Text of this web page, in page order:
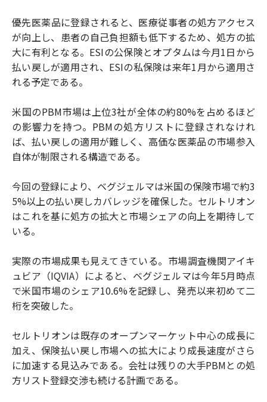
優先医薬品に登録されると、医療従事者の処方アクセス
が向上し、患者の自己負担額も低下するため、処方の拡
大に有利となる。ESIの公保険とオプタムは今月1日から
払い戻しが適用され、ESIの私保険は来年1月から適用さ
れる予定である。
米国のPBM市場は上位3社が全体の約80%を占めるほど
の影響力を持つ。PBMの処方リストに登録されなけれ
ば、払い戻しの適用が難しく、高価な医薬品の市場参入
自体が制限される構造である。
今回の登録により、ベグジェルマは米国の保険市場で約3
5%以上の払い戻しカバレッジを確保した。セルトリオン
はこれを基に処方の拡大と市場シェアの向上を期待して
いる。
実際の市場成果も見えてきている。市場調査機関アイキ
ュビア（IQVIA）によると、ベグジェルマは今年5月時点
で米国市場のシェア10.6%を記録し、発売以来初めて二
桁を突破した。
セルトリオンは既存のオープンマーケット中心の成長に
加え、保険払い戻し市場への拡大により成長速度がさら
に加速する見込みである。会社は残りの大手PBMとの処
方リスト登録交渉も続ける計画である。